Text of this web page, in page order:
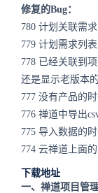
修复的Bug：
780 计划关联需
779 计划需求列
778 已经关联到
还是显示老版本
777 没有产品的
776 禅道中导出
775 导入数据的
774 云禅道上面
下载地址
一、禅道项目管